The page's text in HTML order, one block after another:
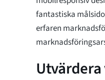
fantastiska
erfaren